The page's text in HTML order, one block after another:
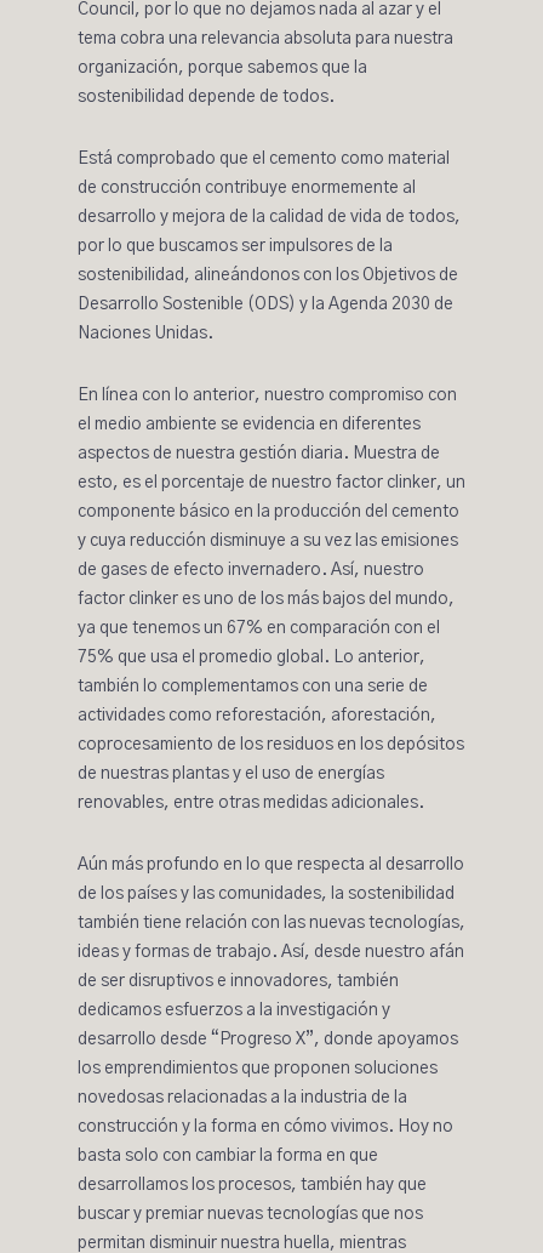
Council, por lo que no dejamos nada al azar y el
tema cobra una relevancia absoluta para nuestra
organización, porque sabemos que la
sostenibilidad depende de todos.
Está comprobado que el cemento como material
de construcción contribuye enormemente al
desarrollo y mejora de la calidad de vida de todos,
por lo que buscamos ser impulsores de la
sostenibilidad, alineándonos con los Objetivos de
Desarrollo Sostenible (ODS) y la Agenda 2030 de
Naciones Unidas.
En línea con lo anterior, nuestro compromiso con
el medio ambiente se evidencia en diferentes
aspectos de nuestra gestión diaria. Muestra de
esto, es el porcentaje de nuestro factor clinker, un
componente básico en la producción del cemento
y cuya reducción disminuye a su vez las emisiones
de gases de efecto invernadero. Así, nuestro
factor clinker es uno de los más bajos del mundo,
ya que tenemos un 67% en comparación con el
75% que usa el promedio global. Lo anterior,
también lo complementamos con una serie de
actividades como reforestación, aforestación,
coprocesamiento de los residuos en los depósitos
de nuestras plantas y el uso de energías
renovables, entre otras medidas adicionales.
Aún más profundo en lo que respecta al desarrollo
de los países y las comunidades, la sostenibilidad
también tiene relación con las nuevas tecnologías,
ideas y formas de trabajo. Así, desde nuestro afán
de ser disruptivos e innovadores, también
dedicamos esfuerzos a la investigación y
desarrollo desde “Progreso X”, donde apoyamos
los emprendimientos que proponen soluciones
novedosas relacionadas a la industria de la
construcción y la forma en cómo vivimos. Hoy no
basta solo con cambiar la forma en que
desarrollamos los procesos, también hay que
buscar y premiar nuevas tecnologías que nos
permitan disminuir nuestra huella, mientras